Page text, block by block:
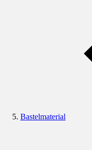
Bastelmaterial